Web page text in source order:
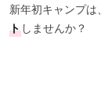
新年初キャンプは、
ト しませんか？